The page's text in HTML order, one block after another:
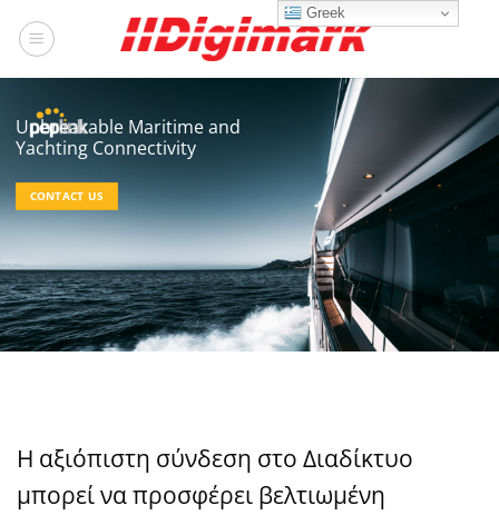
στο
Unbreakable Maritime and
Yachting Connectivity
CONTACT US
Η αξιόπιστη σύνδεση στο Διαδίκτυο
μπορεί να προσφέρει βελτιωμένη
Greek